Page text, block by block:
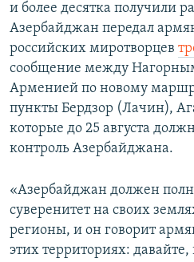
и более десятка получили
Азербайджан передал
российских миротворцев
сообщение между
Арменией по новому
пункты Бердзор (Лачин),
которые до 25 августа
контроль Азербайджана.
«Азербайджан должен
суверенитет на своих
регионы, и он говорит
этих территориях: